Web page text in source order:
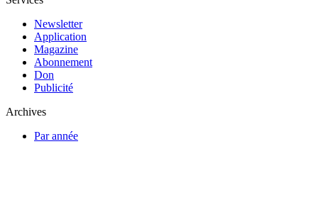
Newsletter
Application
Magazine
Abonnement
Don
Publicité
Archives
Par année